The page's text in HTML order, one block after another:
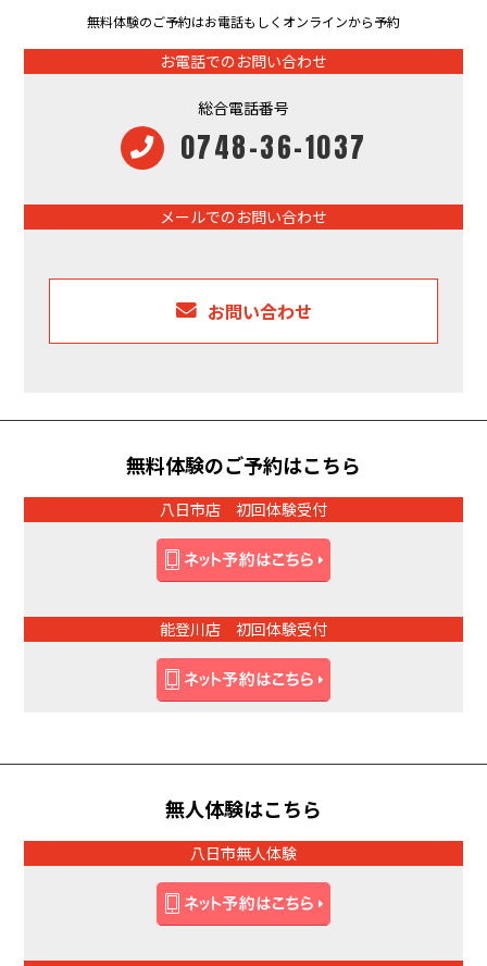
無料体験のご予約はお電話もしくオンラインから予約
お電話でのお問い合わせ
総合電話番号
0748-36-1037
メールでのお問い合わせ
お問い合わせ
無料体験のご予約はこちら
八日市店 初回体験受付
能登川店 初回体験受付
無人体験はこちら
八日市無人体験